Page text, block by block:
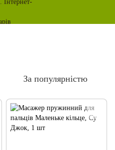
За популярністю